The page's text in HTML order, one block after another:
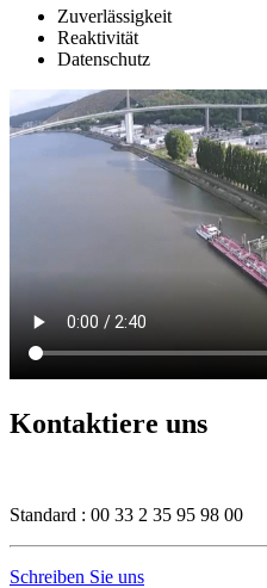
Zuverlässigkeit
Reaktivität
Datenschutz
Kontaktiere uns
Standard : 00 33 2 35 95 98 00
Schreiben Sie uns